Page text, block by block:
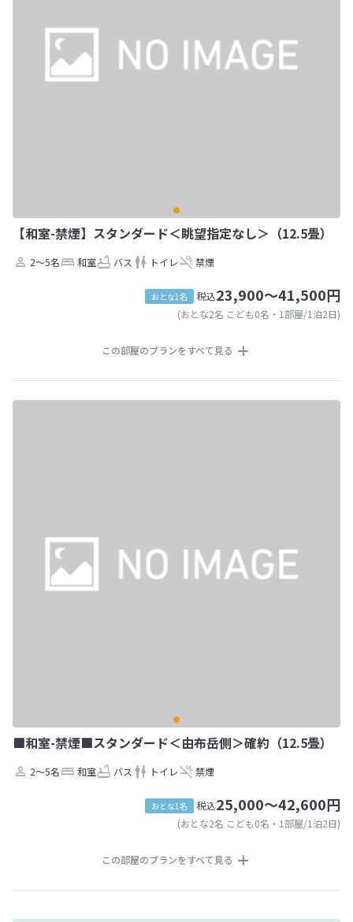
【和室-禁煙】スタンダード＜眺望指定なし＞（12.5畳）
2～5名 和室 バス トイレ 禁煙
おとな1名 税込23,900～41,500円
(おとな2名 こども0名・1部屋/1泊2日)
この部屋のプランをすべて見る
■和室-禁煙■スタンダード＜由布岳側＞確約（12.5畳）
2～5名 和室 バス トイレ 禁煙
おとな1名 税込25,000～42,600円
(おとな2名 こども0名・1部屋/1泊2日)
この部屋のプランをすべて見る